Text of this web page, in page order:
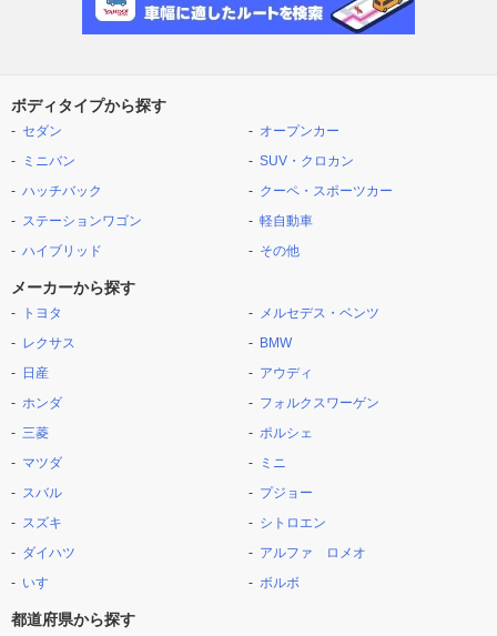
ボディタイプから探す
セダン
ミニバン
ハッチバック
ステーションワゴン
ハイブリッド
オープンカー
SUV・クロカン
クーペ・スポーツカー
軽自動車
その他
メーカーから探す
トヨタ
レクサス
日産
ホンダ
三菱
マツダ
スバル
スズキ
ダイハツ
いすゞ
メルセデス・ベンツ
BMW
アウディ
フォルクスワーゲン
ポルシェ
ミニ
プジョー
シトロエン
アルファ ロメオ
ボルボ
都道府県から探す